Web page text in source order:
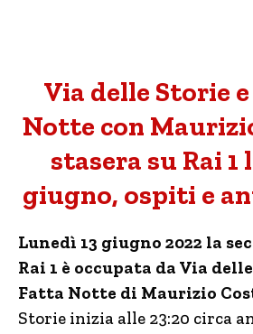
Via delle Storie e
Notte con
stasera su Rai 1
giugno, ospiti e
Lunedì 13 giugno 2022 la
Rai 1 è occupata da Via delle
Fatta Notte di Maurizio
Storie inizia alle 23:20 circa